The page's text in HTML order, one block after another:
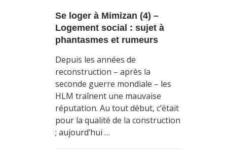
Se loger à Mimizan (4) –
Logement social : sujet à
phantasmes et rumeurs
Depuis les années de
reconstruction – après la
seconde guerre mondiale – les
HLM traînent une mauvaise
réputation. Au tout début, c’était
pour la qualité de la construction
; aujourd’hui …